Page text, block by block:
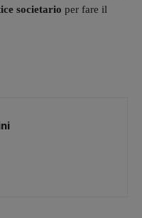
societario per fare il